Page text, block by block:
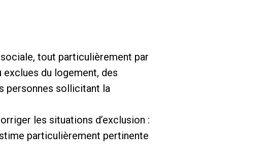
tout particulièrement par
du logement, des
personnes sollicitant la
les situations d’exclusion :
particulièrement pertinente